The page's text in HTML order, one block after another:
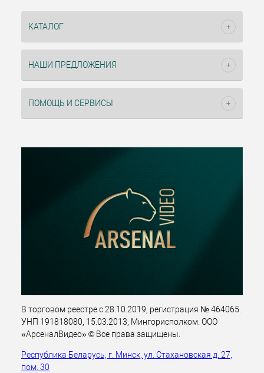
КАТАЛОГ
НАШИ ПРЕДЛОЖЕНИЯ
ПОМОЩЬ И СЕРВИСЫ
В торговом реестре с 28.10.2019, регистрация № 464065.
УНП 191818080, 15.03.2013, Мингорисполком. ООО
«АрсеналВидео» © Все права защищены.
Республика Беларусь, г. Минск, ул. Стахановская д. 27,
пом. 30